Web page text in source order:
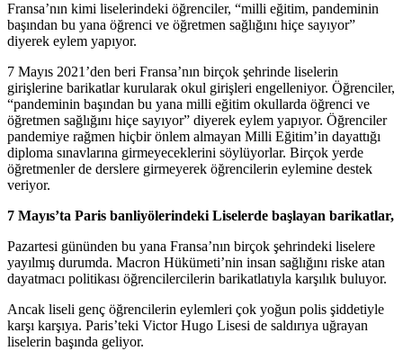
Fransa’nın kimi liselerindeki öğrenciler, “milli eğitim, pandeminin
başından bu yana öğrenci ve öğretmen sağlığını hiçe sayıyor”
diyerek eylem yapıyor.
7 Mayıs 2021’den beri Fransa’nın birçok şehrinde liselerin
girişlerine barikatlar kurularak okul girişleri engelleniyor. Öğrenciler,
“pandeminin başından bu yana milli eğitim okullarda öğrenci ve
öğretmen sağlığını hiçe sayıyor” diyerek eylem yapıyor. Öğrenciler
pandemiye rağmen hiçbir önlem almayan Milli Eğitim’in dayattığı
diploma sınavlarına girmeyeceklerini söylüyorlar. Birçok yerde
öğretmenler de derslere girmeyerek öğrencilerin eylemine destek
veriyor.
7 Mayıs’ta Paris banliyölerindeki Liselerde başlayan barikatlar,
Pazartesi gününden bu yana Fransa’nın birçok şehrindeki liselere
yayılmış durumda. Macron Hükümeti’nin insan sağlığını riske atan
dayatmacı politikası öğrencilercilerin barikatlatıyla karşılık buluyor.
Ancak liseli genç öğrencilerin eylemleri çok yoğun polis şiddetiyle
karşı karşıya. Paris’teki Victor Hugo Lisesi de saldırıya uğrayan
liselerin başında geliyor.